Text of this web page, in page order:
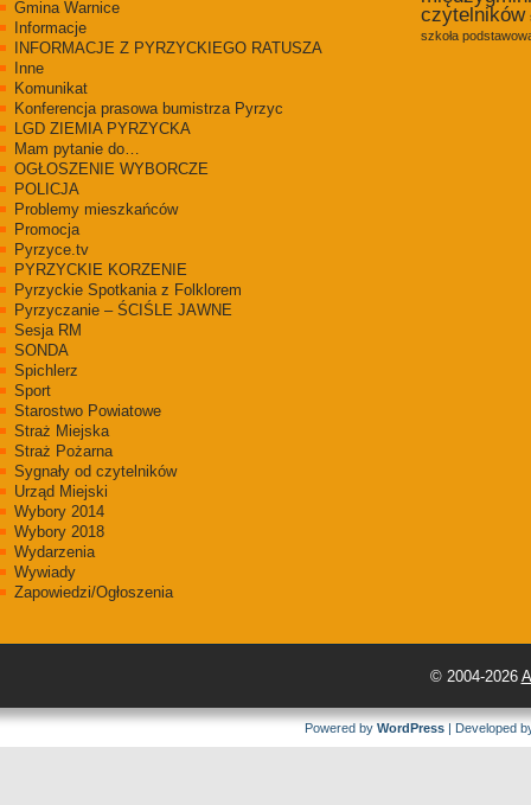
Gmina Warnice
Informacje
INFORMACJE Z PYRZYCKIEGO RATUSZA
Inne
Komunikat
Konferencja prasowa bumistrza Pyrzyc
LGD ZIEMIA PYRZYCKA
Mam pytanie do…
OGŁOSZENIE WYBORCZE
POLICJA
Problemy mieszkańców
Promocja
Pyrzyce.tv
PYRZYCKIE KORZENIE
Pyrzyckie Spotkania z Folklorem
Pyrzyczanie – ŚCIŚLE JAWNE
Sesja RM
SONDA
Spichlerz
Sport
Starostwo Powiatowe
Straż Miejska
Straż Pożarna
Sygnały od czytelników
Urząd Miejski
Wybory 2014
Wybory 2018
Wydarzenia
Wywiady
Zapowiedzi/Ogłoszenia
czytelników
szkoła
© 2004-2026
Powered by WordPress | Developed